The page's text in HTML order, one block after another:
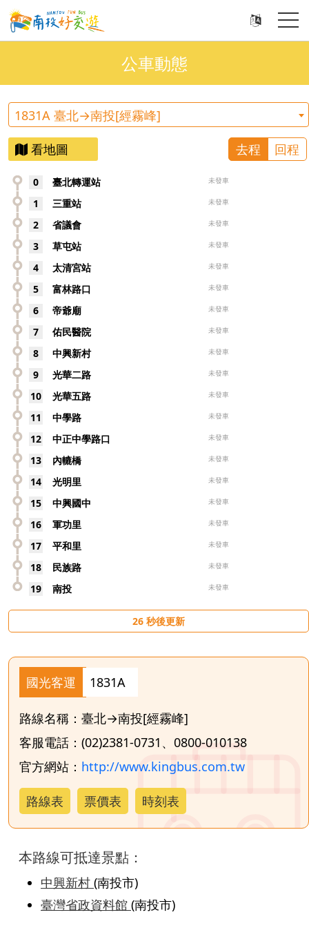
公車動態
1831A 臺北→南投[經霧峰]
看地圖 去程 回程
0 臺北轉運站 未發車
1 三重站 未發車
2 省議會 未發車
3 草屯站 未發車
4 太清宮站 未發車
5 富林路口 未發車
6 帝爺廟 未發車
7 佑民醫院 未發車
8 中興新村 未發車
9 光華二路 未發車
10 光華五路 未發車
11 中學路 未發車
12 中正中學路口 未發車
13 內轆橋 未發車
14 光明里 未發車
15 中興國中 未發車
16 軍功里 未發車
17 平和里 未發車
18 民族路 未發車
19 南投 未發車
26 秒後更新
國光客運 1831A
路線名稱：臺北→南投[經霧峰]
客服電話：(02)2381-0731、0800-010138
官方網站： http://www.kingbus.com.tw
路線表 票價表 時刻表
本路線可抵達景點：
中興新村 (南投市)
臺灣省政資料館 (南投市)